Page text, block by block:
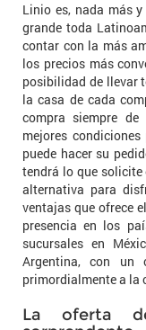
Linio es, nada más
grande toda
contar con la más
los precios más
posibilidad de llevar
la casa de cada
compra siempre
mejores
puede hacer su
tendrá lo que solicite
alternativa para
ventajas que ofrece
presencia en los
sucursales en
Argentina, con un
primordialmente a la
La oferta